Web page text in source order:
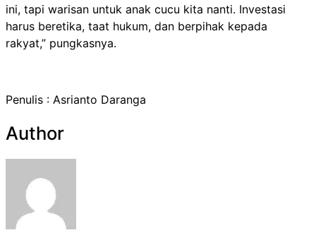
ini, tapi warisan untuk anak cucu kita nanti. Investasi
harus beretika, taat hukum, dan berpihak kepada
rakyat,” pungkasnya.
Penulis : Asrianto Daranga
Author